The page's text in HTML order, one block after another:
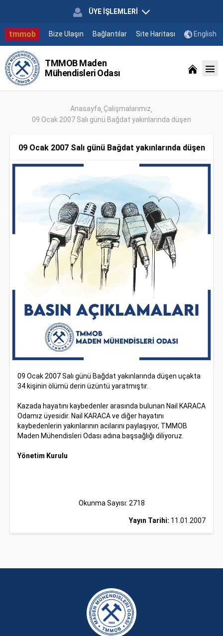
ÜYE İŞLEMLERİ
tmmob Bize Ulaşın Bağlantılar Site Haritası English
TMMOB Maden
Mühendisleri Odası
Anasayfa Çalışmalarımız
09 Ocak 2007 Salı günü Bağdat yakınlarında düşen
09 Ocak 2007 Salı günü Bağdat yakınlarında düşen
09 Ocak 2007 Salı günü Bağdat yakınlarında düşen uçakta
34 kişinin ölümü derin üzüntü yaratmıştır.
Kazada hayatını kaybedenler arasında bulunan Nail KARACA
Odamız üyesidir. Nail KARACA ve diğer hayatını
kaybedenlerin yakınlarının acılarını paylaşıyor, TMMOB
Maden Mühendisleri Odası adına başsağlığı diliyoruz.
Yönetim Kurulu
Okunma Sayısı: 2718
Yayın Tarihi: 11.01.2007